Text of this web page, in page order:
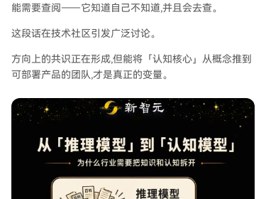
能需要查阅——它知道自己不知道,并且会去查。
这段话在技术社区引发广泛讨论。
方向上的共识正在形成,但能将「认知核心」从概念推到
可部署产品的团队,才是真正的变量。